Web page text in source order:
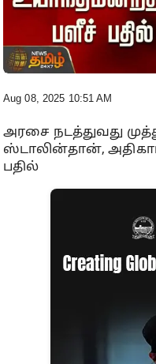
Aug 08, 2025 10:51 AM
அரசை நடத்துவது
ஸ்டாலின்தான்,
பதில்